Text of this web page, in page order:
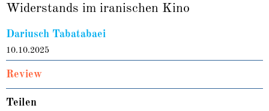
Essays
Reviews
Archiv
Widerstands im iranischen Kino
Dariusch Tabatabaei
10.10.2025
Review
Teilen